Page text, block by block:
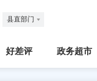
县直部门
好差评 政务超市